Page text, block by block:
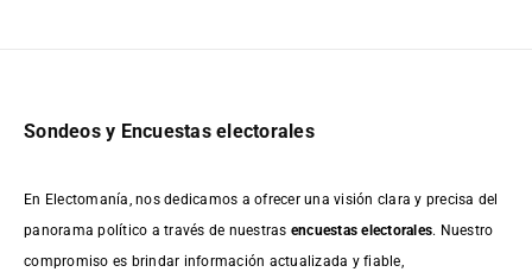
Sondeos y Encuestas electorales
En Electomanía, nos dedicamos a ofrecer una visión clara y precisa del
panorama político a través de nuestras encuestas electorales. Nuestro
compromiso es brindar información actualizada y fiable,